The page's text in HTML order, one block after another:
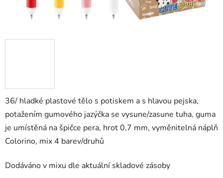
36/ hladké plastové tělo s potiskem a s hlavou pejska,
potažením gumového jazýčka se vysune/zasune tuha, guma
je umístěná na špičce pera, hrot 0,7 mm, vyměnitelná náplň
Colorino, mix 4 barev/druhů
Dodáváno v mixu dle aktuální skladové zásoby